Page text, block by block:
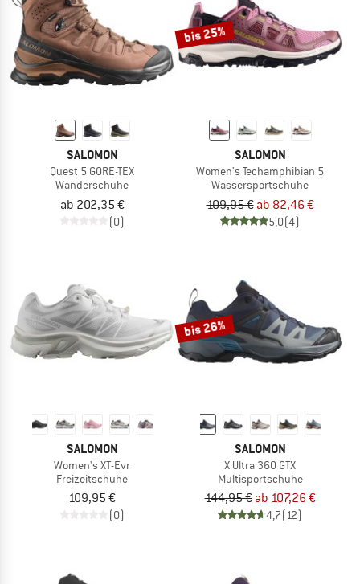
SALOMON
Quest 5 GORE-TEX
Wanderschuhe
ab 202,35 €
(0)
bis 25%
SALOMON
Women's Techamphibian 5
Wassersportschuhe
109,95 € ab 82,46 €
5,0(4)
SALOMON
Women's XT-Evr
Freizeitschuhe
109,95 €
(0)
bis 26%
SALOMON
X Ultra 360 GTX
Multisportschuhe
144,95 € ab 107,26 €
4,7(12)